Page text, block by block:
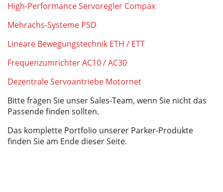
High-Performance Servoregler Compax
Mehrachs-Systeme PSD
Lineare Bewegungstechnik ETH / ETT
Frequenzumrichter AC10 / AC30
Dezentrale Servoantriebe Motornet
Bitte fragen Sie unser Sales-Team, wenn Sie nicht das
Passende finden sollten.
Das komplette Portfolio unserer Parker-Produkte
finden Sie am Ende dieser Seite.